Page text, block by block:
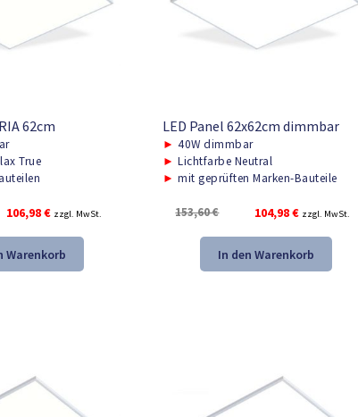
62cm
True
Ursprünglicher
€
106,98€Aktueller
ist:
106,98 €.
zzgl. MwSt.
Warenkorb
LED Panel 62x62cm dimmbar
► 40W dimmbar
► Lichtfarbe Neutral
► mit geprüften Marken-Bauteile
153,60€
Ursprünglicher
war:
153,60 €
104,98€Aktueller
ist:
104,98 €.
zzgl. MwSt.
In den Warenkorb